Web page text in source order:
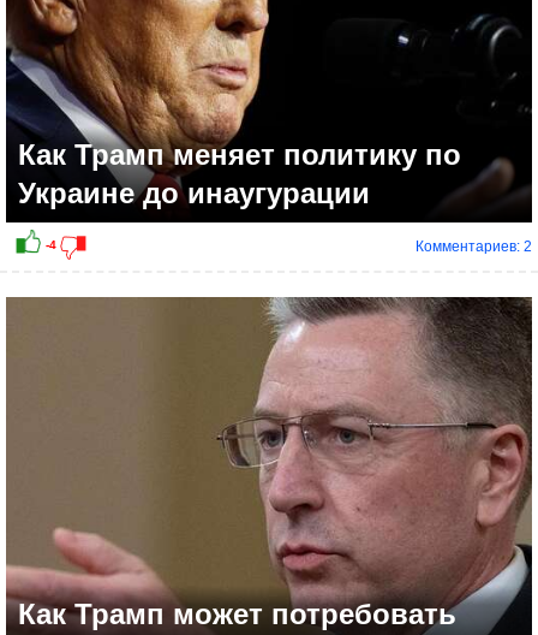
Как Трамп меняет политику по
Украине до инаугурации
Комментариев: 2
Как Трамп может потребовать